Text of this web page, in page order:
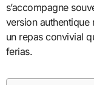
s’accompagne
version
un repas convivial
ferias.